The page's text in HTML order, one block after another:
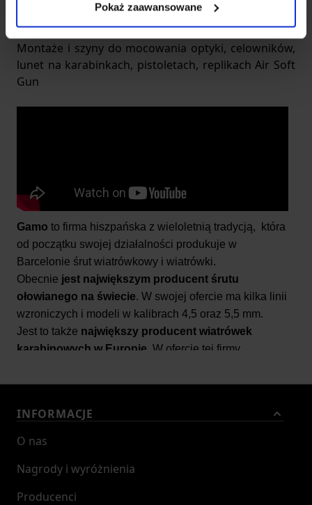
Pokaż zaawansowane
opinie naszych klientów na temat naszego
asortymentu.
Montaże i szyny do mocowania optyki, celowników,
lunet na karabinkach, pistoletach, replikach Air Soft
Gun
Gamo to firma hiszpańska z wieloletnią tradycją, która
od początku swojej działalności produkuje w
Barcelonie śrut wiatrówkowy i wiatrówki.
Obecnie jest największym producent śrutu
ołowianego na świecie. W swojej ofercie ma kilka linii
wzroniczych i modeli w kalibrach 4,5 oraz 5,5 mm.
Jest to także największy producent wiatrówek
karabinowych w Europie . W ofercie tej firmy
Gamo to firma bardzo nowoczesna i innowacyjna.
opatentowanych rozwiązań technologicznychktóre
sprawiają, że wiatrówki tej firmy są bardzo celne,
eleganckie.
INFORMACJE
O nas
Nagrody i wyróżnienia
Producenci